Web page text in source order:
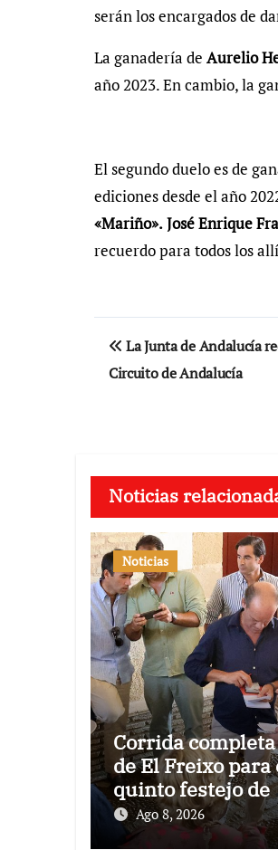
serán los encargados de
La ganadería de Aurelio
año 2023. En cambio, la
El segundo duelo es de
ediciones desde el año
«Mariño».José Enrique
recuerdo para todos los
Navegación
de
La Junta de Andalucía
Circuito de Andalucía
Noticias
Noticias
Corrida completa
de El Freixo para
quinto festejo de
Temporada de
Verano en El
Ago 8, 2026